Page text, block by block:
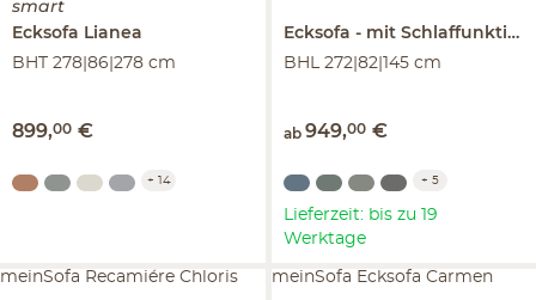
smart
Ecksofa Lianea
BHT 278|86|278 cm
899,00 €
+ 14
Ecksofa
mit Schlaffunktion
BHL 272|82|145 cm
ab 949,00 €
+ 5
Lieferzeit: bis zu 19
Werktage
meinSofa Recamiére Chloris meinSofa Ecksofa Carmen